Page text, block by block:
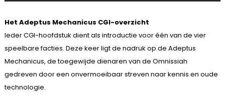
Het Adeptus Mechanicus CGI-overzicht
Ieder CGI-hoofdstuk dient als introductie voor één van de vier
speelbare facties. Deze keer ligt de nadruk op de Adeptus
Mechanicus, de toegewijde dienaren van de Omnissiah
gedreven door een onvermoeibaar streven naar kennis en oude
technologie.